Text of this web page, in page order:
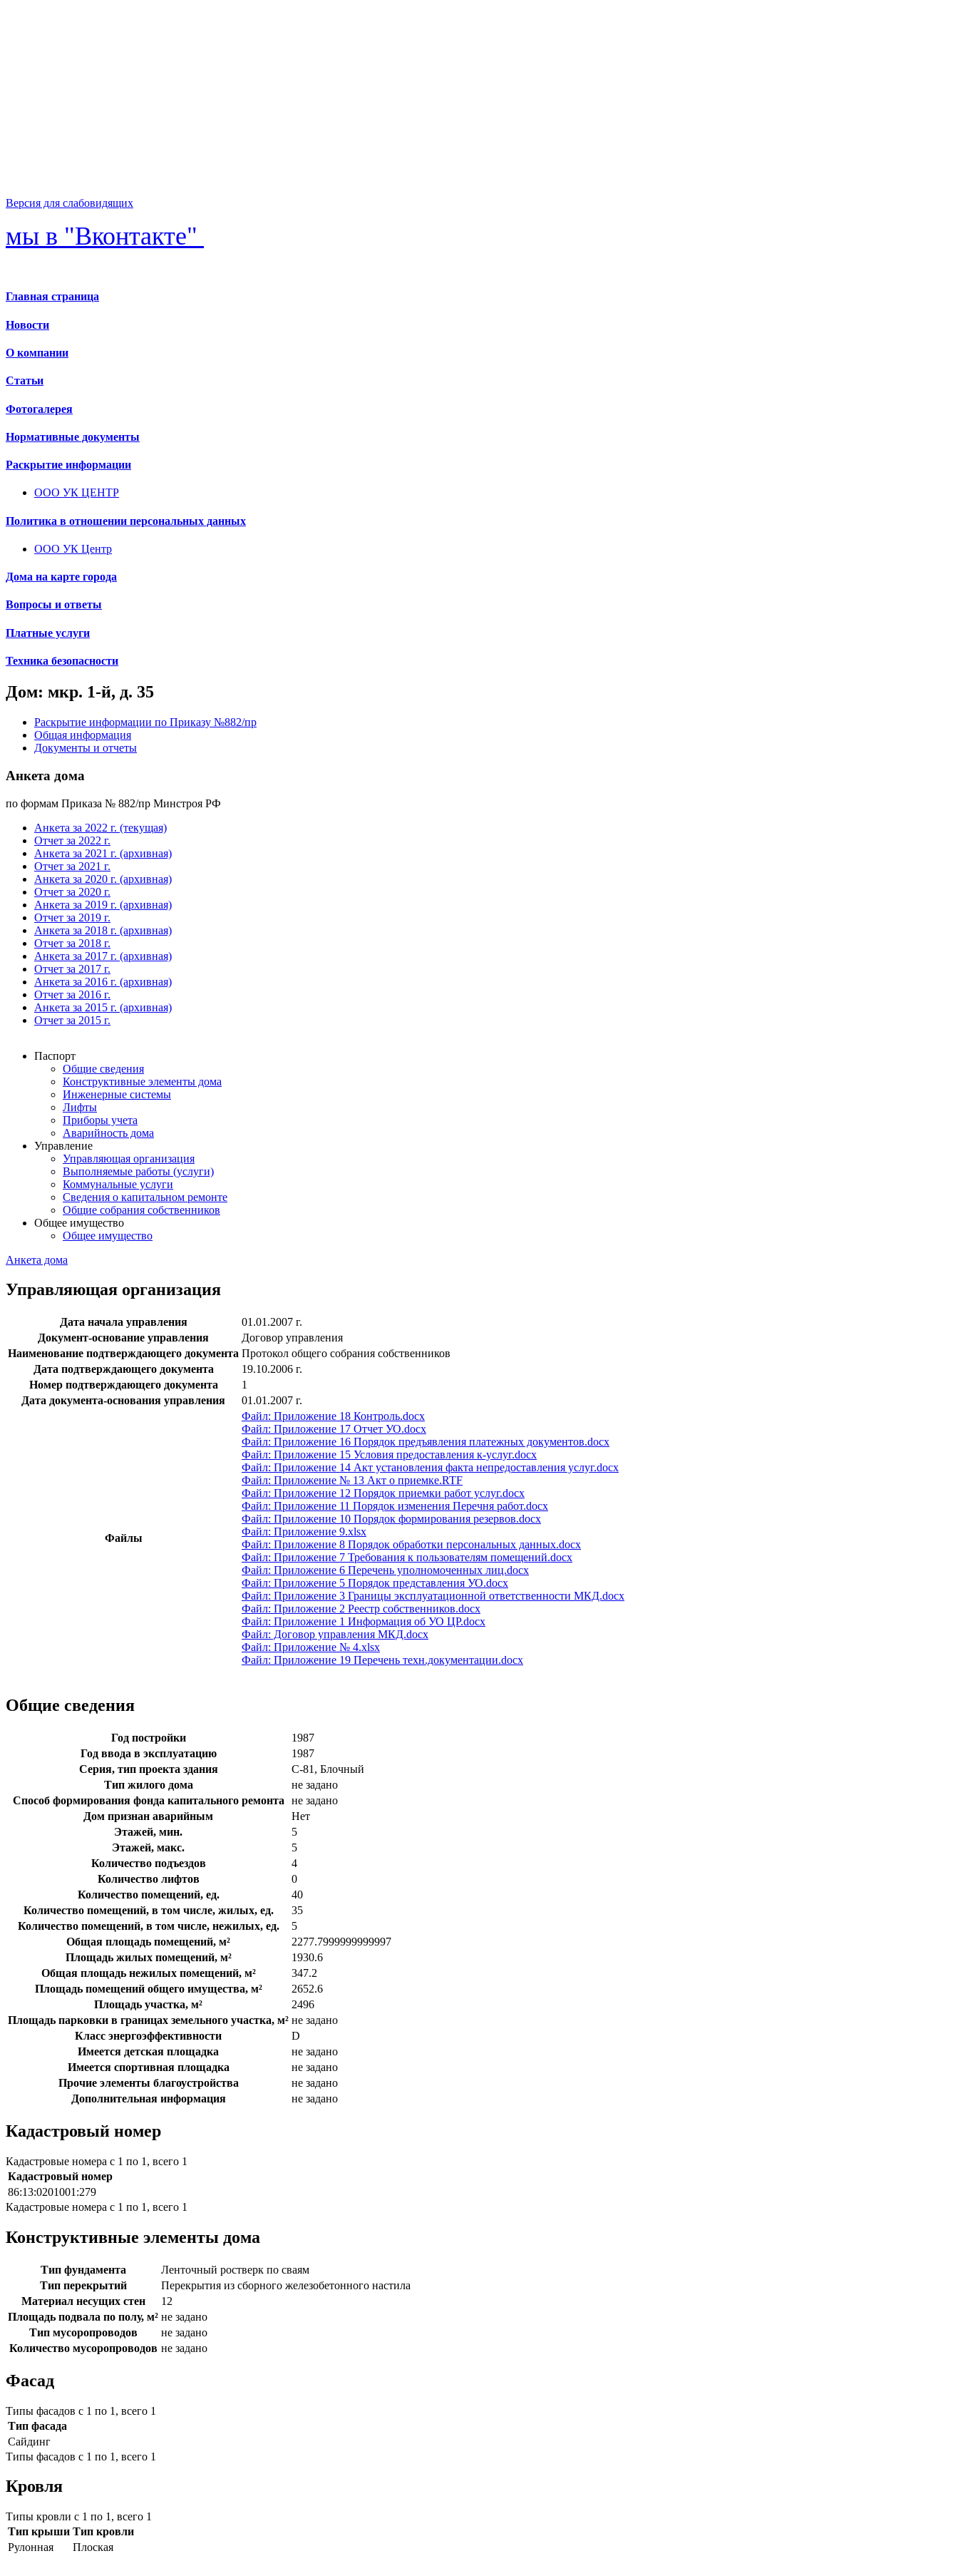
Версия для слабовидящих
мы в "Вконтакте"
Главная страница
Новости
О компании
Статьи
Фотогалерея
Нормативные документы
Раскрытие информации
ООО УК ЦЕНТР
Политика в отношении персональных данных
ООО УК Центр
Дома на карте города
Вопросы и ответы
Платные услуги
Техника безопасности
Дом: мкр. 1-й, д. 35
Раскрытие информации по Приказу №882/пр
Общая информация
Документы и отчеты
Анкета дома
по формам Приказа № 882/пр Минстроя РФ
Анкета за 2022 г. (текущая)
Отчет за 2022 г.
Анкета за 2021 г. (архивная)
Отчет за 2021 г.
Анкета за 2020 г. (архивная)
Отчет за 2020 г.
Анкета за 2019 г. (архивная)
Отчет за 2019 г.
Анкета за 2018 г. (архивная)
Отчет за 2018 г.
Анкета за 2017 г. (архивная)
Отчет за 2017 г.
Анкета за 2016 г. (архивная)
Отчет за 2016 г.
Анкета за 2015 г. (архивная)
Отчет за 2015 г.
Паспорт
Общие сведения
Конструктивные элементы дома
Инженерные системы
Лифты
Приборы учета
Аварийность дома
Управление
Управляющая организация
Выполняемые работы (услуги)
Коммунальные услуги
Сведения о капитальном ремонте
Общие собрания собственников
Общее имущество
Общее имущество
Анкета дома
Управляющая организация
Дата начала управления
01.01.2007 г.
Документ-основание управления
Договор управления
Наименование подтверждающего документа Протокол общего собрания собственников
Дата подтверждающего документа
19.10.2006 г.
Номер подтверждающего документа
1
Дата документа-основания управления
01.01.2007 г.
Файлы
Файл: Приложение 18 Контроль.docx
Файл: Приложение 17 Отчет УО.docx
Файл: Приложение 16 Порядок предъявления платежных документов.docx
Файл: Приложение 15 Условия предоставления к-услуг.docx
Файл: Приложение 14 Акт установления факта непредоставления услуг.docx
Файл: Приложение № 13 Акт о приемке.RTF
Файл: Приложение 12 Порядок приемки работ услуг.docx
Файл: Приложение 11 Порядок изменения Перечня работ.docx
Файл: Приложение 10 Порядок формирования резервов.docx
Файл: Приложение 9.xlsx
Файл: Приложение 8 Порядок обработки персональных данных.docx
Файл: Приложение 7 Требования к пользователям помещений.docx
Файл: Приложение 6 Перечень уполномоченных лиц.docx
Файл: Приложение 5 Порядок представления УО.docx
Файл: Приложение 3 Границы эксплуатационной ответственности МКД.docx
Файл: Приложение 2 Реестр собственников.docx
Файл: Приложение 1 Информация об УО ЦР.docx
Файл: Договор управления МКД.docx
Файл: Приложение № 4.xlsx
Файл: Приложение 19 Перечень техн.документации.docx
Общие сведения
Год постройки
1987
Год ввода в эксплуатацию
1987
Серия, тип проекта здания
С-81, Блочный
Тип жилого дома
не задано
Способ формирования фонда капитального ремонта
не задано
Дом признан аварийным
Нет
Этажей, мин.
5
Этажей, макс.
5
Количество подъездов
4
Количество лифтов
0
Количество помещений, ед.
40
Количество помещений, в том числе, жилых, ед.
35
Количество помещений, в том числе, нежилых, ед.
5
Общая площадь помещений, м²
2277.7999999999997
Площадь жилых помещений, м²
1930.6
Общая площадь нежилых помещений, м²
347.2
Площадь помещений общего имущества, м²
2652.6
Площадь участка, м²
2496
Площадь парковки в границах земельного участка, м² не задано
Класс энергоэффективности
D
Имеется детская площадка
не задано
Имеется спортивная площадка
не задано
Прочие элементы благоустройства
не задано
Дополнительная информация
не задано
Кадастровый номер
Кадастровые номера с 1 по 1, всего 1
Кадастровый номер
86:13:0201001:279
Кадастровые номера с 1 по 1, всего 1
Конструктивные элементы дома
Тип фундамента
Ленточный ростверк по сваям
Тип перекрытий
Перекрытия из сборного железобетонного настила
Материал несущих стен
12
Площадь подвала по полу, м² не задано
Тип мусоропроводов
не задано
Количество мусоропроводов не задано
Фасад
Типы фасадов с 1 по 1, всего 1
Тип фасада
Сайдинг
Типы фасадов с 1 по 1, всего 1
Кровля
Типы кровли с 1 по 1, всего 1
Тип крыши Тип кровли
Рулонная
Плоская